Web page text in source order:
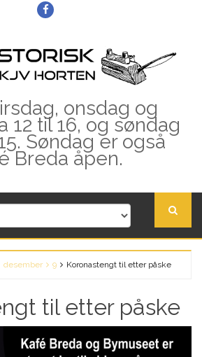
Facebook
onsdag og
12 til 16, og søndag
Søndag er også
Breda åpen.
desember 9 Koronastengt til etter påske
til etter påske